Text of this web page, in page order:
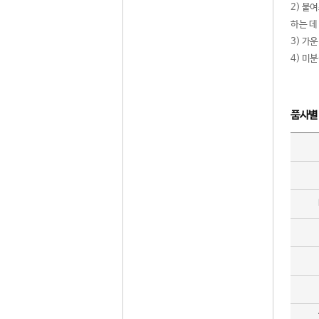
2) 붙여
하는
3) 가운
4) 미분
품사